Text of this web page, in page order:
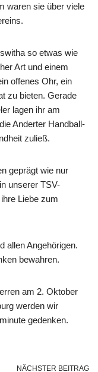
waren sie über viele
so etwas wie
Art und einem
offenes Ohr, ein
zu bieten. Gerade
lagen ihr am
Anderter Handball-
zuließ.
geprägt wie nur
unserer TSV-
Liebe zum
allen Angehörigen.
bewahren.
am 2. Oktober
werden wir
gedenken.
NÄCHSTER BEITRAG